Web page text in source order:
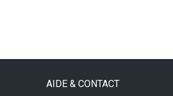
AIDE & CONTACT